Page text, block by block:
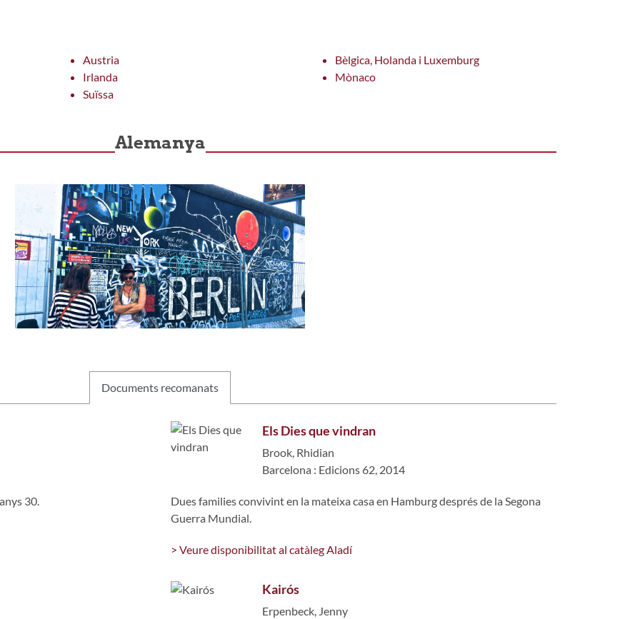
Austria
Bèlgica, Holanda i Luxemburg
Irlanda
Mònaco
Suïssa
Alemanya
Documents recomanats
30.
Els Dies que vindran
Brook, Rhidian
Barcelona : Edicions 62, 2014
Dues families convivint en la mateixa casa en Hamburg després de la Segona
Guerra Mundial.
> Veure disponibilitat al catàleg Aladí
Kairós
Erpenbeck, Jenny